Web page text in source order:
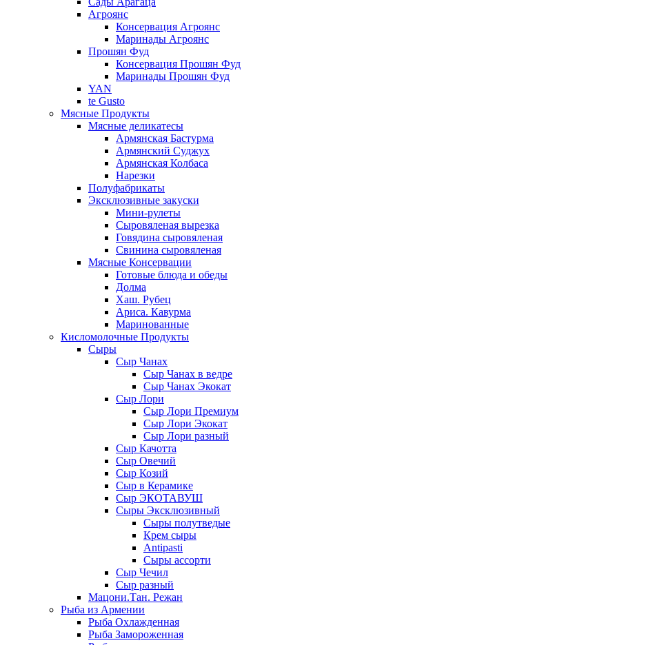
Агроянс
Консервация Агроянс
Маринады Агроянс
Прошян Фуд
Консервация Прошян Фуд
Маринады Прошян Фуд
YAN
te Gusto
Мясные Продукты
Мясные деликатесы
Армянская Бастурма
Армянский Суджух
Армянская Колбаса
Нарезки
Полуфабрикаты
Эксклюзивные закуски
Мини-рулеты
Сыровяленая вырезка
Говядина сыровяленая
Свинина сыровяленая
Мясные Консервации
Готовые блюда и обеды
Долма
Хаш. Рубец
Ариса. Кавурма
Маринованные
Кисломолочные Продукты
Сыры
Сыр Чанах
Сыр Чанах в ведре
Сыр Чанах Экокат
Сыр Лори
Сыр Лори Премиум
Сыр Лори Экокат
Сыр Лори разный
Сыр Качотта
Сыр Овечий
Сыр Козий
Сыр в Керамике
Сыр ЭКОТАВУШ
Сыры Эксклюзивный
Сыры полутведые
Крем сыры
Antipasti
Сыры ассорти
Сыр Чечил
Сыр разный
Мацони.Тан. Режан
Рыба из Армении
Рыба Охлажденная
Рыба Замороженная